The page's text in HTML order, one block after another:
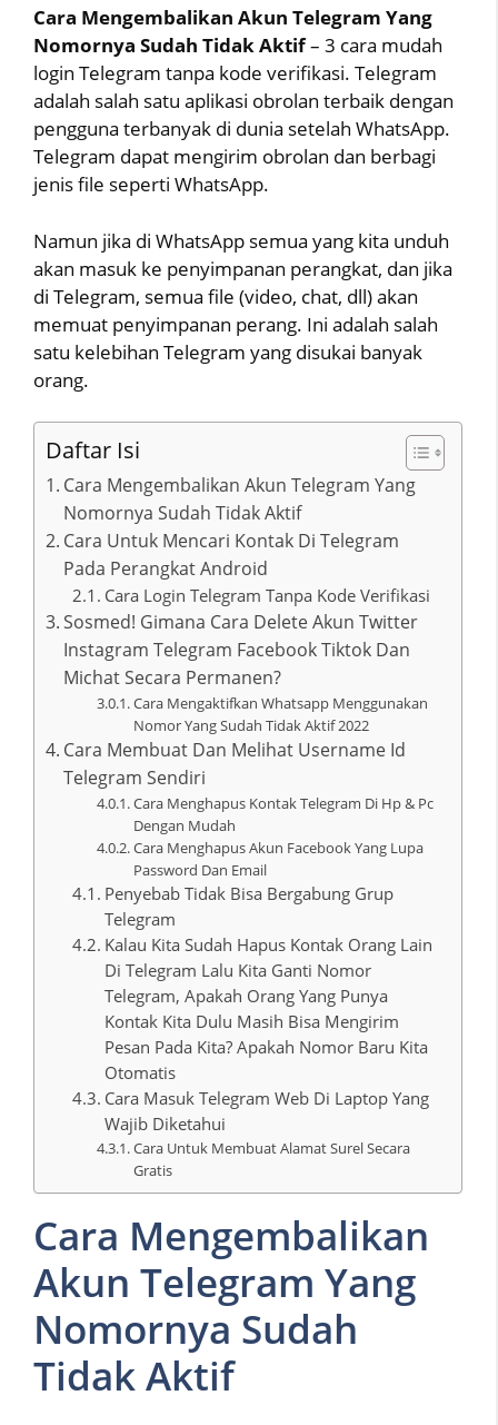
Cara Mengembalikan Akun Telegram Yang
Nomornya Sudah Tidak Aktif– 3 cara mudah
login Telegram tanpa kode verifikasi. Telegram
adalah salah satu aplikasi obrolan terbaik dengan
pengguna terbanyak di dunia setelah WhatsApp.
Telegram dapat mengirim obrolan dan berbagi
jenis file seperti WhatsApp.
Namun jika di WhatsApp semua yang kita unduh
akan masuk ke penyimpanan perangkat, dan jika
di Telegram, semua file (video, chat, dll) akan
memuat penyimpanan perang. Ini adalah salah
satu kelebihan Telegram yang disukai banyak
orang.
Daftar Isi
Cara Mengembalikan Akun Telegram Yang
Nomornya Sudah Tidak Aktif
Cara Untuk Mencari Kontak Di Telegram
Pada Perangkat Android
Cara Login Telegram Tanpa Kode Verifikasi
Sosmed! Gimana Cara Delete Akun Twitter
Instagram Telegram Facebook Tiktok Dan
Michat Secara Permanen?
Cara Mengaktifkan Whatsapp Menggunakan
Nomor Yang Sudah Tidak Aktif 2022
Cara Membuat Dan Melihat Username Id
Telegram Sendiri
Cara Menghapus Kontak Telegram Di Hp & Pc
Dengan Mudah
Cara Menghapus Akun Facebook Yang Lupa
Password Dan Email
Penyebab Tidak Bisa Bergabung Grup
Telegram
Kalau Kita Sudah Hapus Kontak Orang Lain
Di Telegram Lalu Kita Ganti Nomor
Telegram, Apakah Orang Yang Punya
Kontak Kita Dulu Masih Bisa Mengirim
Pesan Pada Kita? Apakah Nomor Baru Kita
Otomatis
Cara Masuk Telegram Web Di Laptop Yang
Wajib Diketahui
Cara Untuk Membuat Alamat Surel Secara
Gratis
Cara Mengembalikan
Akun Telegram Yang
Nomornya Sudah
Tidak Aktif